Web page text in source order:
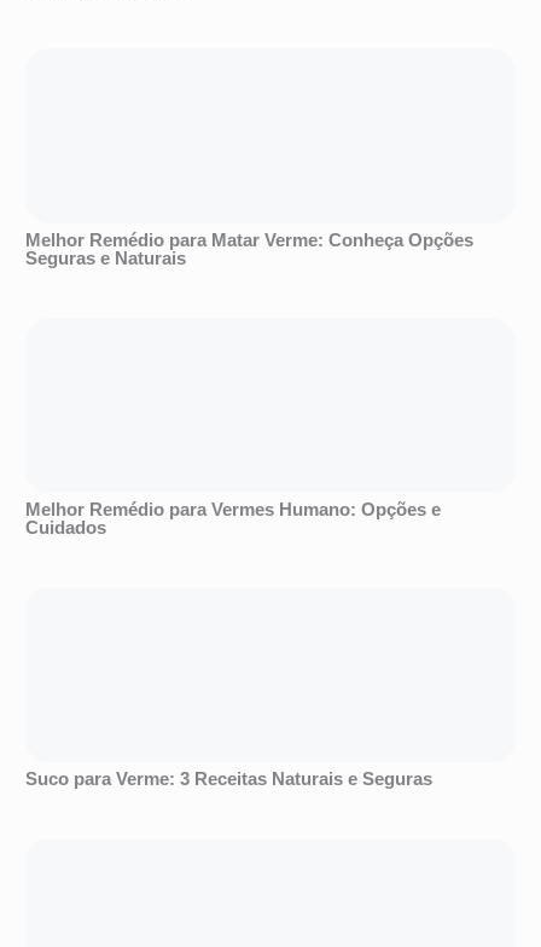
Melhor Remédio para Matar Verme: Conheça Opções
Seguras e Naturais
Melhor Remédio para Vermes Humano: Opções e
Cuidados
Suco para Verme: 3 Receitas Naturais e Seguras